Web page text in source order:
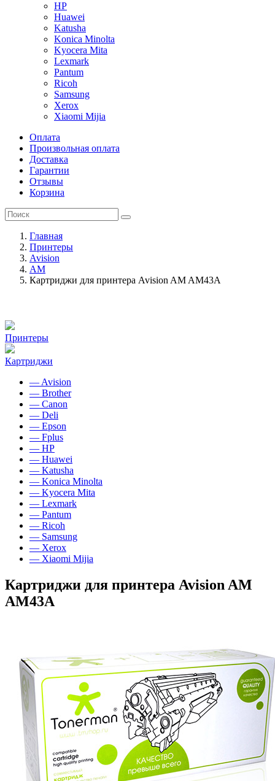
HP
Huawei
Katusha
Konica Minolta
Kyocera Mita
Lexmark
Pantum
Ricoh
Samsung
Xerox
Xiaomi Mijia
Оплата
Произвольная оплата
Доставка
Гарантии
Отзывы
Корзина
Главная
Принтеры
Avision
AM
Картриджи для принтера Avision AM AM43A
Принтеры
Картриджи
— Avision
— Brother
— Canon
— Deli
— Epson
— Fplus
— HP
— Huawei
— Katusha
— Konica Minolta
— Kyocera Mita
— Lexmark
— Pantum
— Ricoh
— Samsung
— Xerox
— Xiaomi Mijia
Картриджи для принтера Avision AM
AM43A